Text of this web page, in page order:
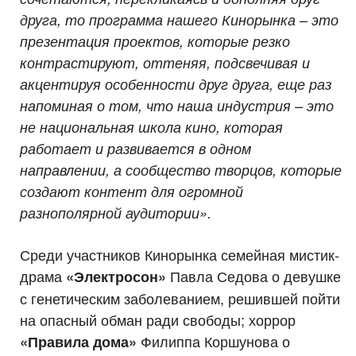
друга, то программа нашего Кинорынка – это
презентация проектов, которые резко
контрастируют, оттеняя, подсвечивая и
акцентируя особенности друг друга, еще раз
напоминая о том, что наша индустрия – это
не национальная школа кино, которая
работает и развивается в одном
направлении, а сообщество творцов, которые
создают контент для огромной
разнополярной аудитории».
Среди участников Кинорынка семейная мистик-
драма «Электросон» Павла Седова о девушке
с генетическим заболеванием, решившей пойти
на опасный обман ради свободы; хоррор
«Правила дома» Филиппа Коршунова о